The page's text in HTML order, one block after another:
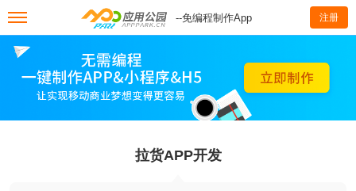
--免编程制作App 注册
拉货APP开发